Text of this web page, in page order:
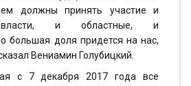
должны принять участие и
власти, и областные, и
большая доля придется на нас,
Вениамин Голубицкий.
с 7 декабря 2017 года все